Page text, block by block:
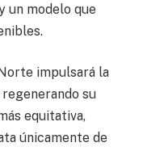
un modelo que
impulsará la
su
equitativa,
únicamente de